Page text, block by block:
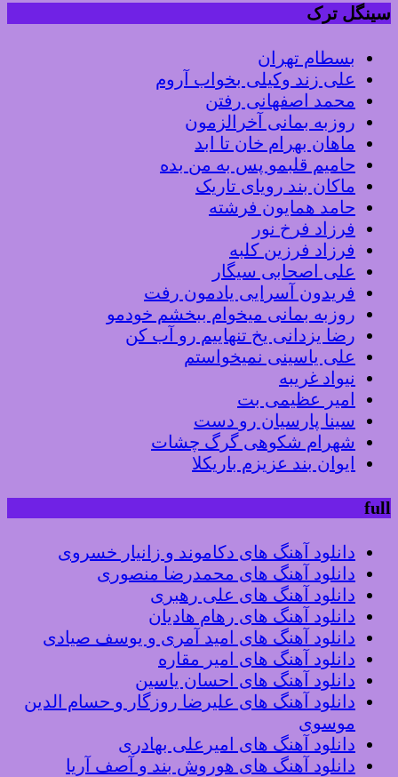
سینگل ترک
بسطام تهران
علی زند وکیلی بخواب آروم
محمد اصفهانی رفتن
روزبه بمانی آخرالزمون
ماهان بهرام خان تا ابد
حامیم قلبمو پس به من بده
ماکان بند رویای تاریک
حامد همایون فرشته
فرزاد فرخ نور
فرزاد فرزین کلبه
علی اصحابی سیگار
فریدون آسرایی یادمون رفت
روزبه بمانی میخوام ببخشم خودمو
رضا یزدانی یخ تنهاییم رو آب کن
علی یاسینی نمیخواستم
نیواد غریبه
امیر عظیمی بت
سینا پارسیان رو دست
شهرام شکوهی گرگ چشات
ایوان بند عزیزم باریکلا
full
دانلود آهنگ های دکاموند و زانیار خسروی
دانلود آهنگ های محمدرضا منصوری
دانلود آهنگ های علی رهبری
دانلود آهنگ های رهام هادیان
دانلود آهنگ های امید آمری و یوسف صیادی
دانلود آهنگ های امیر مقاره
دانلود آهنگ های احسان یاسین
دانلود آهنگ های علیرضا روزگار و حسام الدین
موسوی
دانلود آهنگ های امیرعلی بهادری
دانلود آهنگ های هوروش بند و آصف آریا